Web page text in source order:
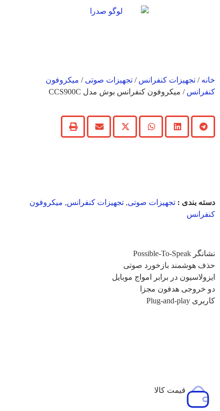
خانه / تجهیزات کنفرانس / تجهیزات صوتی / میکروفون
کنفرانس / میکروفون کنفرانس بوش مدل CCS900C
دسته بندی : تجهیزات صوتی, تجهیزات کنفرانس, میکروفون
کنفرانس
نشانگر Possible-To-Speak
حذف هوشمند بازخورد صوتی
ایزولاسیون در برابر امواج موبایل
دو خروجی هدفون مجزا
کاربری Plug-and-play
قیمت کالا